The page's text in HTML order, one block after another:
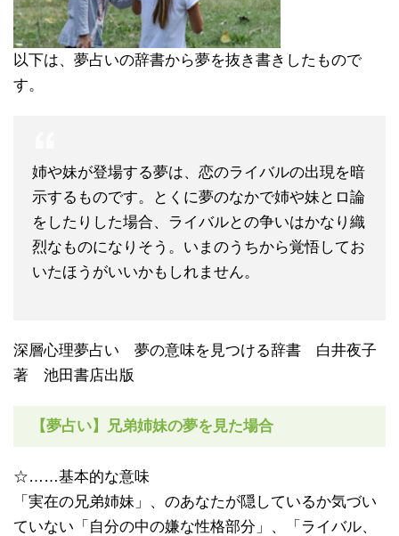
以下は、夢占いの辞書から夢を抜き書きしたもので
す。
姉や妹が登場する夢は、恋のライバルの出現を暗
示するものです。とくに夢のなかで姉や妹とロ論
をしたりした場合、ライバルとの争いはかなり織
烈なものになりそう。いまのうちから覚悟してお
いたほうがいいかもしれません。
深層心理夢占い 夢の意味を見つける辞書 白井夜子
著 池田書店出版
【夢占い】兄弟姉妹の夢を見た場合
☆……基本的な意味
「実在の兄弟姉妹」、のあなたが隠しているか気づい
ていない「自分の中の嫌な性格部分」、「ライバル、